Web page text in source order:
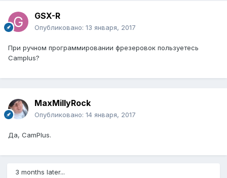
GSX-R
Опубликовано: 13 января, 2017
При ручном программировании фрезеровок пользуетесь
Camplus?
MaxMillyRock
Опубликовано: 14 января, 2017
Да, CamPlus.
3 months later...